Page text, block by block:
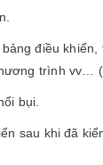
điều khiển,
trình vv…
bụi.
sau khi đã